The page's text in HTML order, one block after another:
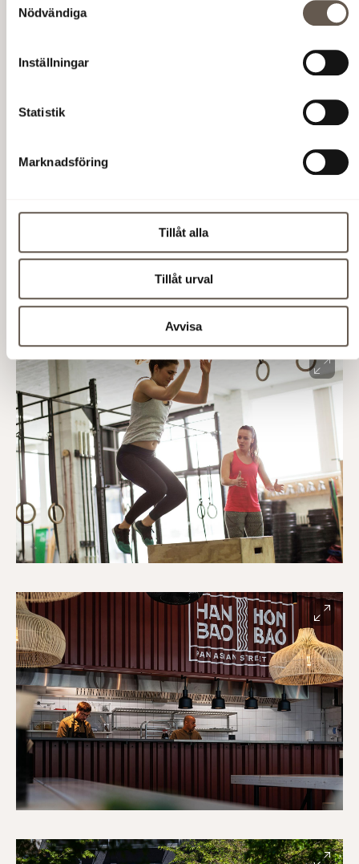
Nödvändiga
Inställningar
Statistik
Marknadsföring
Tillåt alla
Tillåt urval
Avvisa